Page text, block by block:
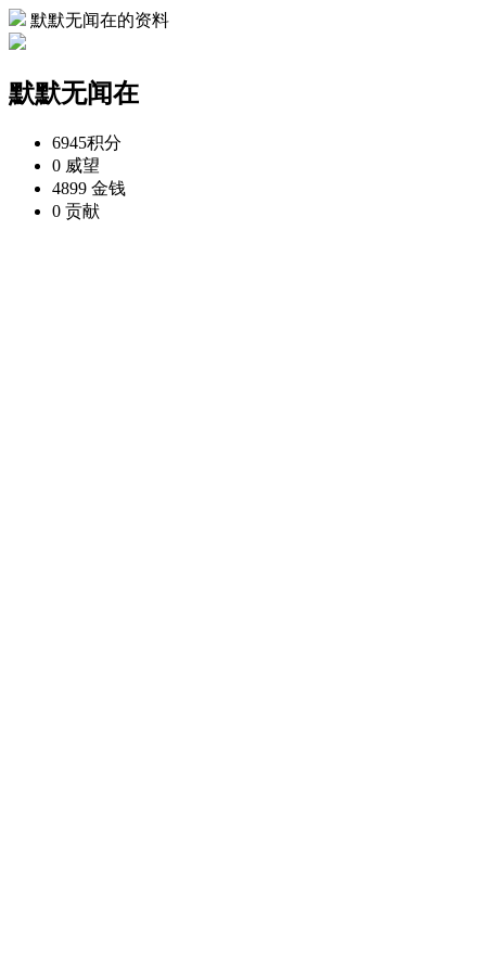
默默无闻在的资料
默默无闻在
6945积分
0 威望
4899 金钱
0 贡献